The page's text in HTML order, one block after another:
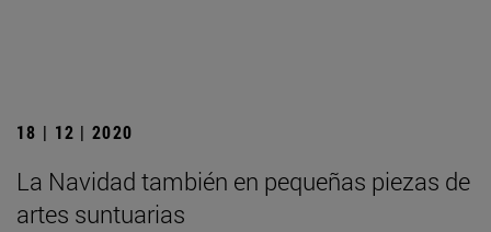
18 | 12 | 2020
La Navidad también en pequeñas piezas de
artes suntuarias